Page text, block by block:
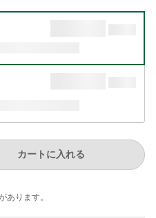
カートに入れる
あります。